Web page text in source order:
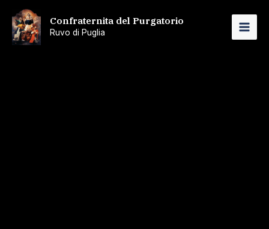
contenuto
Confraternita del Purgatorio
Ruvo di Puglia